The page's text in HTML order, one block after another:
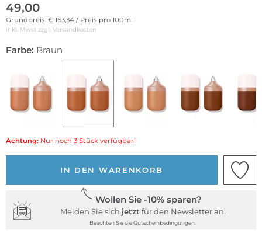
49,00
Grundpreis: € 163,34 / Preis pro 100ml
inkl. Mwst zzgl. Versandkosten
Farbe: Braun
Achtung: Nur noch 3 Stück verfügbar!
IN DEN WARENKORB
Wollen Sie -10% sparen?
Melden Sie sich jetzt für den Newsletter an.
Beachten Sie die Gutscheinbedingungen.